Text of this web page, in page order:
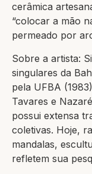
cerâmica
“colocar a mão
permeado por
Sobre a artista:
singulares da
pela UFBA
Tavares e
possui extensa
coletivas. Hoje,
mandalas,
refletem sua